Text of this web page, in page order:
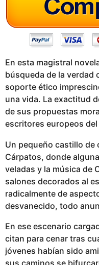
En esta magistral
búsqueda de la verdad
soporte ético
una vida. La exactitud
de sus propuestas
escritores europeos del
Un pequeño castillo de
Cárpatos, donde
veladas y la música de
salones decorados al
radicalmente de
desvanecido, todo
En ese escenario
citan para cenar tras
jóvenes habían sido
sus caminos se